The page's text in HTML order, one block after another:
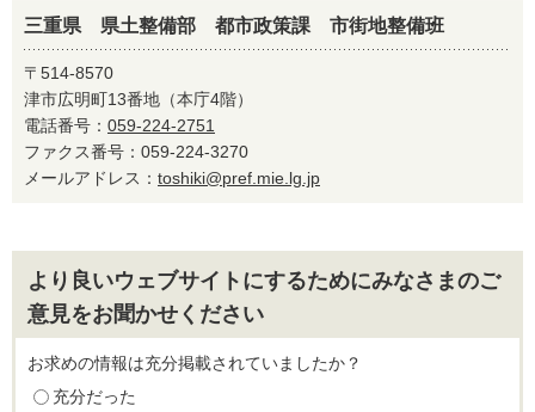
三重県 県土整備部 都市政策課 市街地整備班
〒514-8570
津市広明町13番地（本庁4階）
電話番号： 059-224-2751
ファクス番号：059-224-3270
メールアドレス： toshiki@pref.mie.lg.jp
より良いウェブサイトにするためにみなさまのご
意見をお聞かせください
お求めの情報は充分掲載されていましたか？
充分だった